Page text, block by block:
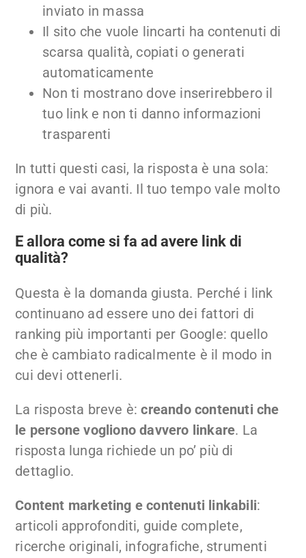
inviato in massa
Il sito che vuole lincarti ha contenuti di
scarsa qualità, copiati o generati
automaticamente
Non ti mostrano dove inserirebbero il
tuo link e non ti danno informazioni
trasparenti
In tutti questi casi, la risposta è una sola:
ignora e vai avanti. Il tuo tempo vale molto
di più.
E allora come si fa ad avere link di
qualità?
Questa è la domanda giusta. Perché i link
continuano ad essere uno dei fattori di
ranking più importanti per Google: quello
che è cambiato radicalmente è il modo in
cui devi ottenerli.
La risposta breve è:creando contenuti che
le persone vogliono davvero linkare. La
risposta lunga richiede un po’ più di
dettaglio.
Content marketing e contenuti linkabili:
articoli approfonditi, guide complete,
ricerche originali, infografiche, strumenti